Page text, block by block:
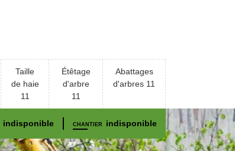
Taille
de haie
11
Étêtage
d'arbre
11
Abattages
d'arbres 11
indisponible CHANTIER indisponible